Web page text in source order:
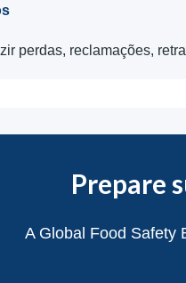
perdas, reclamações,
Prepare
A Global Food Safety